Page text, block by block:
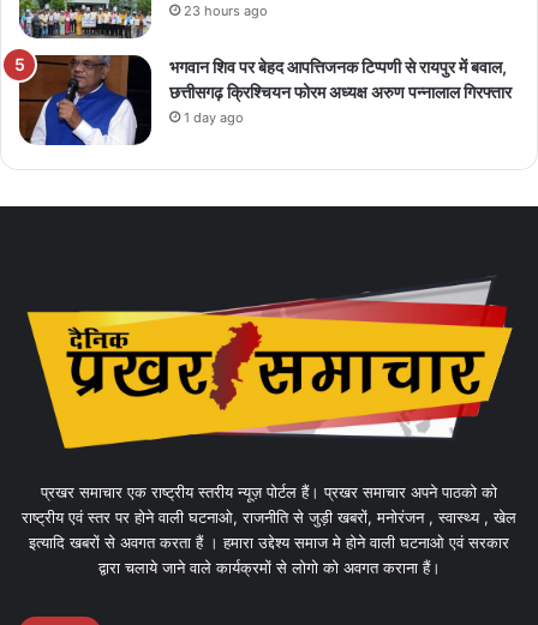
23 hours ago
भगवान शिव पर बेहद आपत्तिजनक टिप्पणी से रायपुर में बवाल,
छत्तीसगढ़ क्रिश्चियन फोरम अध्यक्ष अरुण पन्नालाल गिरफ्तार
1 day ago
प्रखर समाचार एक राष्ट्रीय स्तरीय न्यूज़ पोर्टल हैं। प्रखर समाचार अपने पाठको को
राष्ट्रीय एवं स्तर पर होने वाली घटनाओ, राजनीति से जुड़ी खबरों, मनोरंजन , स्वास्थ्य , खेल
इत्यादि खबरों से अवगत करता हैं । हमारा उद्देश्य समाज मे होने वाली घटनाओ एवं सरकार
द्वारा चलाये जाने वाले कार्यक्रमों से लोगो को अवगत कराना हैं।